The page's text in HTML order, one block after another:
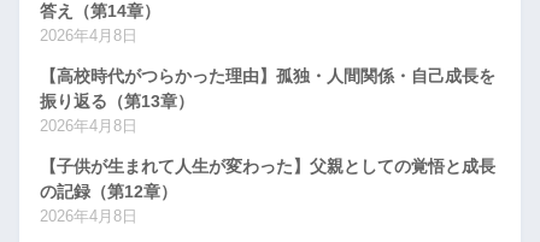
答え（第14章）
2026年4月8日
【高校時代がつらかった理由】孤独・人間関係・自己成長を
振り返る（第13章）
2026年4月8日
【子供が生まれて人生が変わった】父親としての覚悟と成長
の記録（第12章）
2026年4月8日